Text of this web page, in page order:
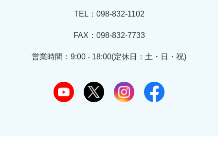
TEL：098-832-1102
FAX：098-832-7733
営業時間：9:00 - 18:00(定休日：土・日・祝)